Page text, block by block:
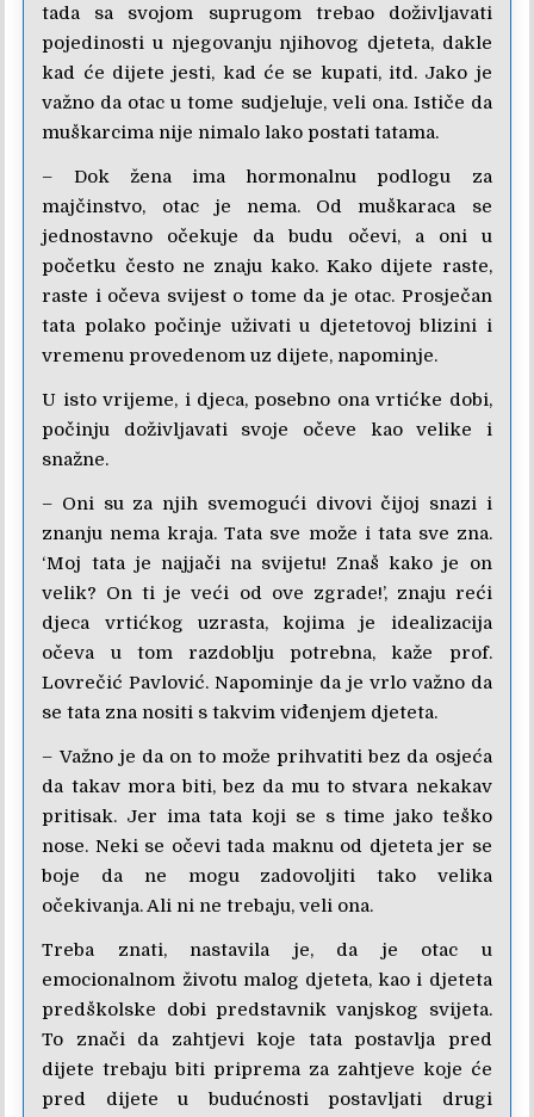
tada sa svojom suprugom trebao doživljavati
pojedinosti u njegovanju njihovog djeteta, dakle
kad će dijete jesti, kad će se kupati, itd. Jako je
važno da otac u tome sudjeluje, veli ona. Ističe da
muškarcima nije nimalo lako postati tatama.
– Dok žena ima hormonalnu podlogu za
majčinstvo, otac je nema. Od muškaraca se
jednostavno očekuje da budu očevi, a oni u
početku često ne znaju kako. Kako dijete raste,
raste i očeva svijest o tome da je otac. Prosječan
tata polako počinje uživati u djetetovoj blizini i
vremenu provedenom uz dijete, napominje.
U isto vrijeme, i djeca, posebno ona vrtićke dobi,
počinju doživljavati svoje očeve kao velike i
snažne.
– Oni su za njih svemogući divovi čijoj snazi i
znanju nema kraja. Tata sve može i tata sve zna.
‘Moj tata je najjači na svijetu! Znaš kako je on
velik? On ti je veći od ove zgrade!’, znaju reći
djeca vrtićkog uzrasta, kojima je idealizacija
očeva u tom razdoblju potrebna, kaže prof.
Lovrečić Pavlović. Napominje da je vrlo važno da
se tata zna nositi s takvim viđenjem djeteta.
– Važno je da on to može prihvatiti bez da osjeća
da takav mora biti, bez da mu to stvara nekakav
pritisak. Jer ima tata koji se s time jako teško
nose. Neki se očevi tada maknu od djeteta jer se
boje da ne mogu zadovoljiti tako velika
očekivanja. Ali ni ne trebaju, veli ona.
Treba znati, nastavila je, da je otac u
emocionalnom životu malog djeteta, kao i djeteta
predškolske dobi predstavnik vanjskog svijeta.
To znači da zahtjevi koje tata postavlja pred
dijete trebaju biti priprema za zahtjeve koje će
pred dijete u budućnosti postavljati drugi